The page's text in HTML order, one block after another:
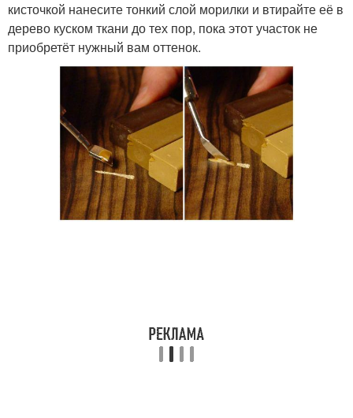
кисточкой нанесите тонкий слой морилки и втирайте её в
дерево куском ткани до тех пор, пока этот участок не
приобретёт нужный вам оттенок.